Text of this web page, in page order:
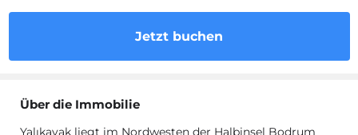
Jetzt buchen
Über die Immobilie
Yalıkavak liegt im Nordwesten der Halbinsel Bodrum